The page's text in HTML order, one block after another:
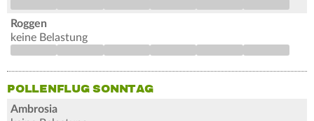
Roggen
keine Belastung
POLLENFLUG SONNTAG
Ambrosia